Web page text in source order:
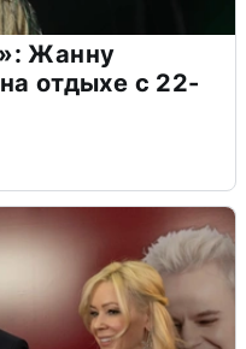
Жанну
отдыхе с 22-